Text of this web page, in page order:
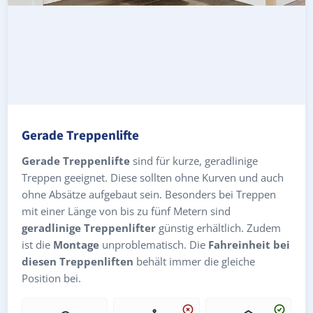
Gerade Treppenlifte
Gerade Treppenlifte sind für kurze, geradlinige
Treppen geeignet. Diese sollten ohne Kurven und auch
ohne Absätze aufgebaut sein. Besonders bei Treppen
mit einer Länge von bis zu fünf Metern sind
geradlinige Treppenlifter günstig erhältlich. Zudem
ist die Montage unproblematisch. Die Fahreinheit bei
diesen Treppenliften behält immer die gleiche
Position bei.